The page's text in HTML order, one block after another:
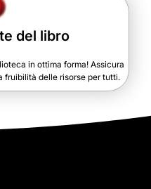
del libro
in ottima forma! Assicura
fruibilità delle risorse per tutti.